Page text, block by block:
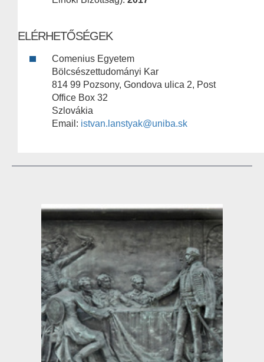
ELÉRHETŐSÉGEK
Comenius Egyetem
Bölcsészettudományi Kar
814 99 Pozsony, Gondova ulica 2, Post
Office Box 32
Szlovákia
Email: istvan.lanstyak@uniba.sk